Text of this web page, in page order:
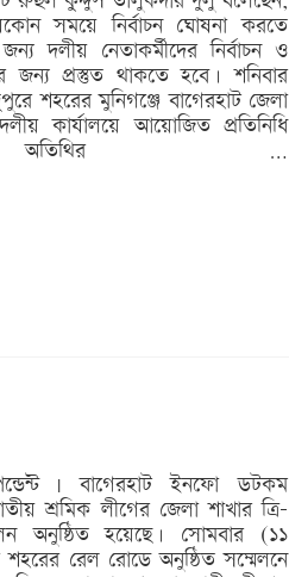
সময়ে নির্বাচন ঘোষনা করতে
দলীয় নেতাকর্মীদের নির্বাচন ও
জন্য প্রস্তুত থাকতে হবে। শনিবার
শহরের মুনিগঞ্জে বাগেরহাট জেলা
কার্যালয়ে আয়োজিত প্রতিনিধি
অতিথির …
| বাগেরহাট ইনফো ডটকম
শ্রমিক লীগের জেলা শাখার ত্রি-
অনুষ্ঠিত হয়েছে। সোমবার (১১
রেল রোডে অনুষ্ঠিত সম্মেলনে